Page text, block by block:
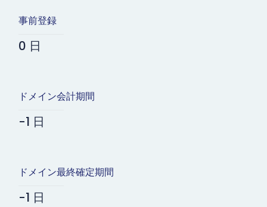
事前登録
0 日
ドメイン会計期間
-1 日
ドメイン最終確定期間
-1 日